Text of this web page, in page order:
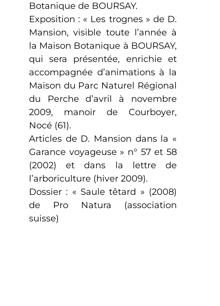
Botanique de BOURSAY.
Exposition : « Les trognes » de D.
Mansion, visible toute l’année à
la Maison Botanique à BOURSAY,
qui sera présentée, enrichie et
accompagnée d’animations à la
Maison du Parc Naturel Régional
du Perche d’avril à novembre
2009, manoir de Courboyer,
Nocé (61).
Articles de D. Mansion dans la «
Garance voyageuse » n° 57 et 58
(2002) et dans la lettre de
l’arboriculture (hiver 2009).
Dossier : « Saule têtard » (2008)
de Pro Natura (association
suisse)